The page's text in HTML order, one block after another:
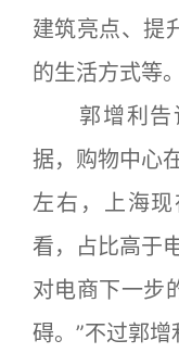
建筑亮点、提
的生活方式等。
郭增利告
据，购物中心
左右，上海
看，占比高于
对电商下一步
碍。”不过郭